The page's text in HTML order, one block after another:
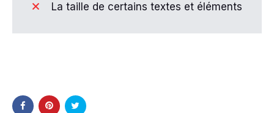
La taille de certains textes et éléments